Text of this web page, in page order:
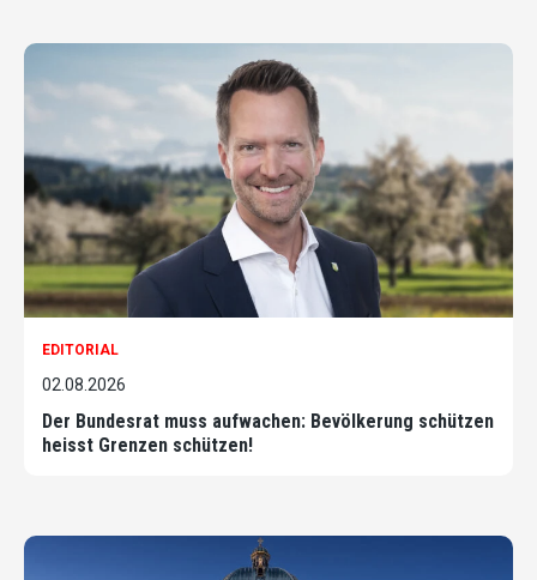
EDITORIAL
02.08.2026
Der Bundesrat muss aufwachen: Bevölkerung schützen
heisst Grenzen schützen!